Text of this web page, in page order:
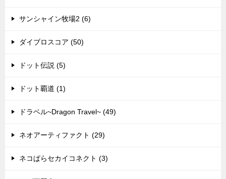
サンシャイン牧場2 (6)
ダイブロスコア (50)
ドット伝説 (5)
ドット覇道 (1)
ドラベル~Dragon Travel~ (49)
ネオアーティファクト (29)
ネコぱらセカイコネクト (3)